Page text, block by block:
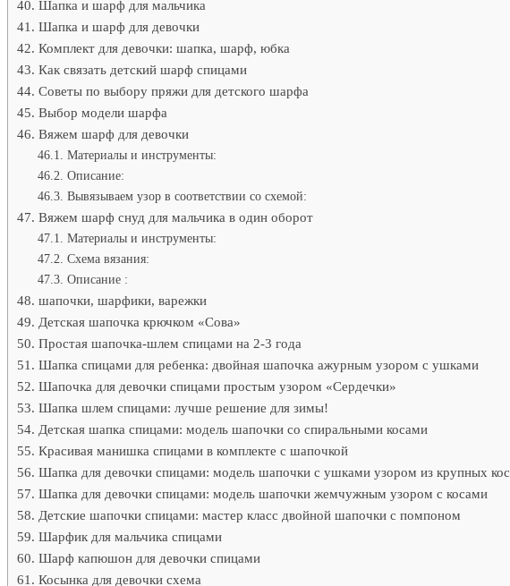
Шапка и шарф для мальчика
Шапка и шарф для девочки
Комплект для девочки: шапка, шарф, юбка
Как связать детский шарф спицами
Советы по выбору пряжи для детского шарфа
Выбор модели шарфа
Вяжем шарф для девочки
Материалы и инструменты:
Описание:
Вывязываем узор в соответствии со схемой:
Вяжем шарф снуд для мальчика в один оборот
Материалы и инструменты:
Схема вязания:
Описание :
шапочки, шарфики, варежки
Детская шапочка крючком «Сова»
Простая шапочка-шлем спицами на 2-3 года
Шапка спицами для ребенка: двойная шапочка ажурным узором с ушками
Шапочка для девочки спицами простым узором «Сердечки»
Шапка шлем спицами: лучше решение для зимы!
Детская шапка спицами: модель шапочки со спиральными косами
Красивая манишка спицами в комплекте с шапочкой
Шапка для девочки спицами: модель шапочки с ушками узором из крупных кос
Шапка для девочки спицами: модель шапочки жемчужным узором с косами
Детские шапочки спицами: мастер класс двойной шапочки с помпоном
Шарфик для мальчика спицами
Шарф капюшон для девочки спицами
Косынка для девочки схема